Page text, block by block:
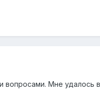
вопросами. Мне удалось